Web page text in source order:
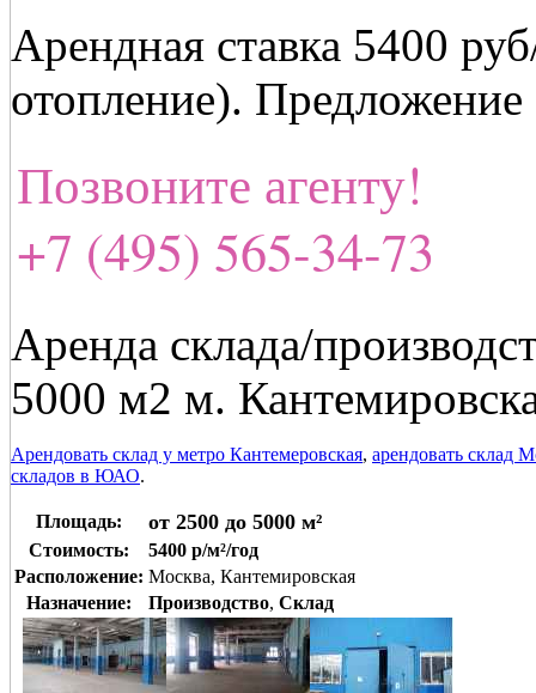
Арендная ставка 5400
отопление). Предложение
Позвоните агенту!
+7 (495) 565-34-73
Аренда склада/
5000 м2 м.
Арендовать склад у метро Кантемеровская, арендовать склад
складов в ЮАО.
Площадь: от 2500 до 5000 м²
Стоимость:
5400 р/м²/год
Расположение: Москва, Кантемировская
Назначение:
Производство, Склад